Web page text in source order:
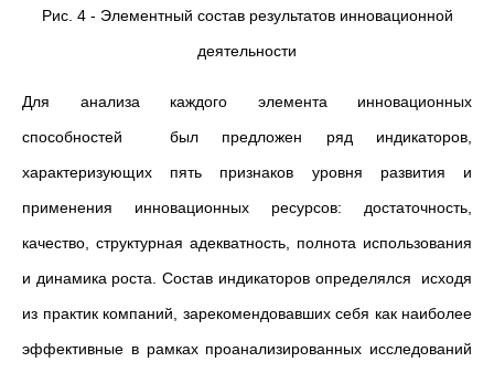
Рис. 4 - Элементный состав результатов инновационной
деятельности
Для анализа каждого элемента инновационных
способностей
был предложен ряд индикаторов,
характеризующих пять признаков уровня развития и
применения инновационных ресурсов: достаточность,
качество, структурная адекватность, полнота использования
и динамика роста. Состав индикаторов определялся исходя
из практик компаний, зарекомендовавших себя как наиболее
эффективные в рамках проанализированных исследований